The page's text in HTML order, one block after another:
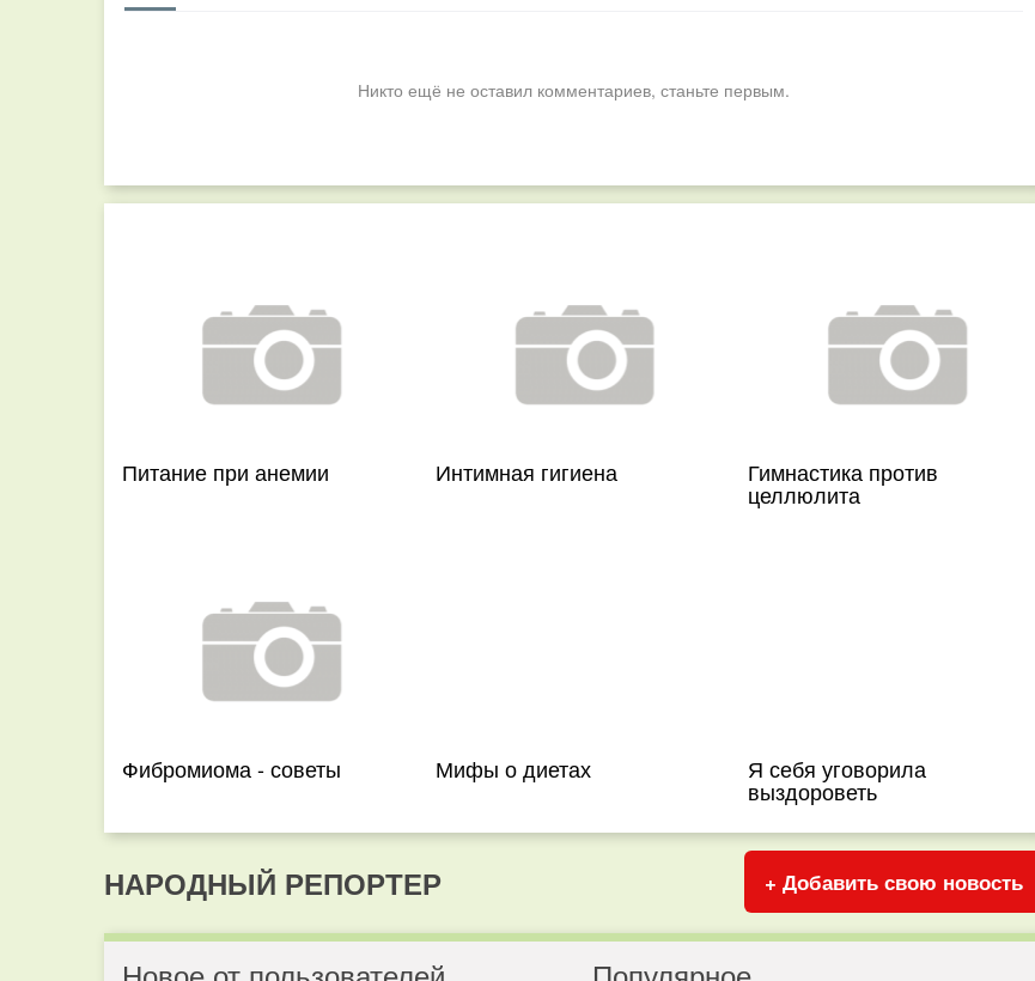
Никто ещё не оставил комментариев, станьте первым.
Питание при анемии Интимная гигиена Гимнастика против
целлюлита
Фибромиома - советы Мифы о диетах Я себя уговорила
выздороветь
НАРОДНЫЙ РЕПОРТЕР + Добавить свою новость